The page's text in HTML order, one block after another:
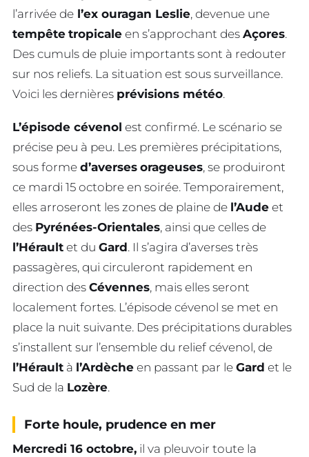
l’arrivée de l’ex ouragan Leslie, devenue une
tempête tropicale en s’approchant des Açores.
Des cumuls de pluie importants sont à redouter
sur nos reliefs. La situation est sous surveillance.
Voici les dernières prévisions météo.
L’épisode cévenol est confirmé. Le scénario se
précise peu à peu. Les premières précipitations,
sous forme d’averses orageuses, se produiront
ce mardi 15 octobre en soirée. Temporairement,
elles arroseront les zones de plaine de l’Aude et
des Pyrénées-Orientales, ainsi que celles de
l’Hérault et du Gard. Il s’agira d’averses très
passagères, qui circuleront rapidement en
direction des Cévennes, mais elles seront
localement fortes. L’épisode cévenol se met en
place la nuit suivante. Des précipitations durables
s’installent sur l’ensemble du relief cévenol, de
l’Hérault à l’Ardèche en passant par le Gard et le
Sud de la Lozère.
Forte houle, prudence en mer
Mercredi 16 octobre, il va pleuvoir toute la